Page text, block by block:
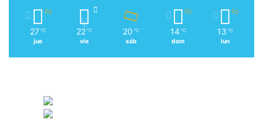
27 ℃
jue
22 ℃
vie
20 ℃
sáb
14 ℃
dom
13 ℃
lun